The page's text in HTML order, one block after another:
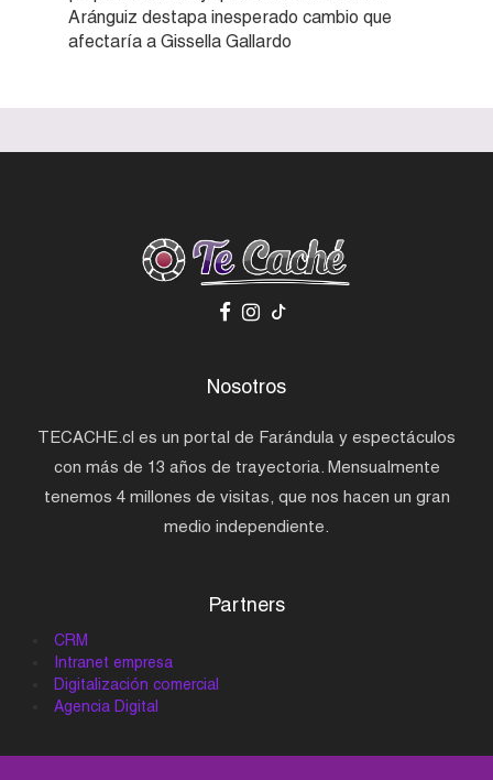
Aránguiz destapa inesperado cambio que
afectaría a Gissella Gallardo
Nosotros
TECACHE.cl es un portal de Farándula y espectáculos
con más de 13 años de trayectoria. Mensualmente
tenemos 4 millones de visitas, que nos hacen un gran
medio independiente.
Partners
CRM
Intranet empresa
Digitalización comercial
Agencia Digital